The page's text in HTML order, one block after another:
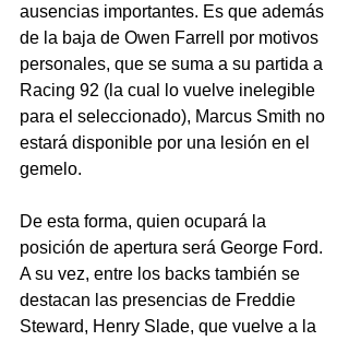
ausencias importantes. Es que además
de la baja de Owen Farrell por motivos
personales, que se suma a su partida a
Racing 92 (la cual lo vuelve inelegible
para el seleccionado), Marcus Smith no
estará disponible por una lesión en el
gemelo.
De esta forma, quien ocupará la
posición de apertura será George Ford.
A su vez, entre los backs también se
destacan las presencias de Freddie
Steward, Henry Slade, que vuelve a la